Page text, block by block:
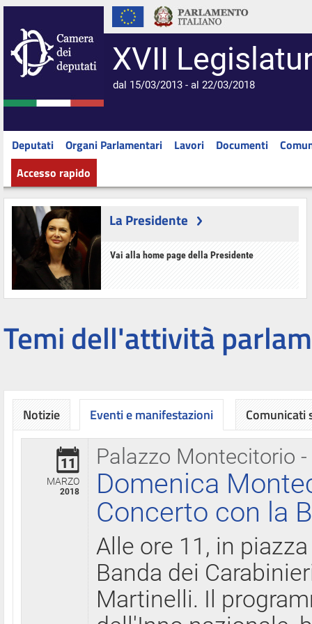
XVII
dal 15/03/2013 - al 22/03/2018
Deputati Organi Parlamentari Lavori Documenti
Accesso rapido
La Presidente
Vai alla home page della Presidente
Temi dell'attività
Notizie Eventi e manifestazioni
Palazzo Montecitorio
11
MARZO
2018
Domenica
Concerto con la
Alle ore 11, in
Banda dei
Martinelli. Il
Comunicati